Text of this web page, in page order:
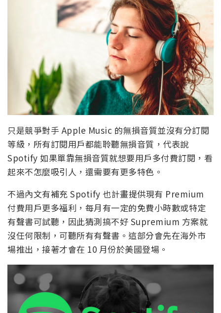
只是競爭對手 Apple Music 的無損音質並沒有分訂閱
等級，所有訂閱用戶都能聆聽無損音質，代表說
Spotify 如果單靠無損音質就想要用戶多付費訂閱，看
起來不怎麼吸引人，還需要有更多特色。
不過內文有補充 Spotify 也計畫提供現有 Premium
付費用戶更多福利，每月有一定的免費小時數或特定
有聲書可試聽，因此猜測搞不好 Supremium 方案就
沒任何限制，可聽所有有聲書。這部分會先在海外市
場推出，接著才會在 10 月份於美國登場。